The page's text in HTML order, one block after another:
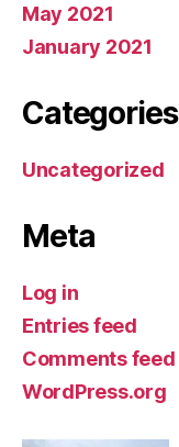
May 2021
January 2021
Categories
Uncategorized
Meta
Log in
Entries feed
Comments feed
WordPress.org